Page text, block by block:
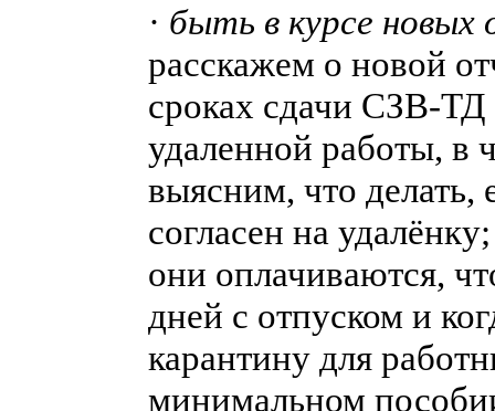
· быть в курсе новых
расскажем о новой
сроках сдачи СЗВ-ТД
удаленной работы, в
выясним, что делать,
согласен на
они оплачиваются,
дней с отпуском и
карантину для
минимальном